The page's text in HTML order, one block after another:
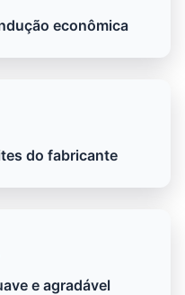
econômica
do fabricante
e agradável